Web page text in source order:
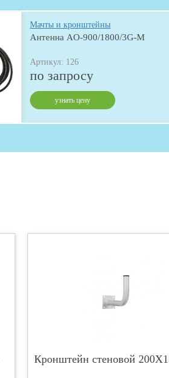
Мачты и кронштейны
Антенна AO-900/1800/3G-M
Артикул: 126
по запросу
узнать цену
Кронштейн стеновой